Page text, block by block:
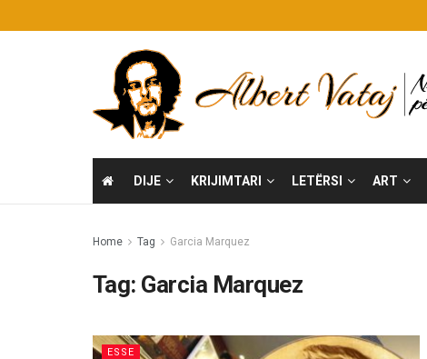
DIJE KRIJIMTARI LETËRSI ART
Home Tag Garcia Marquez
Tag: Garcia Marquez
ESSE